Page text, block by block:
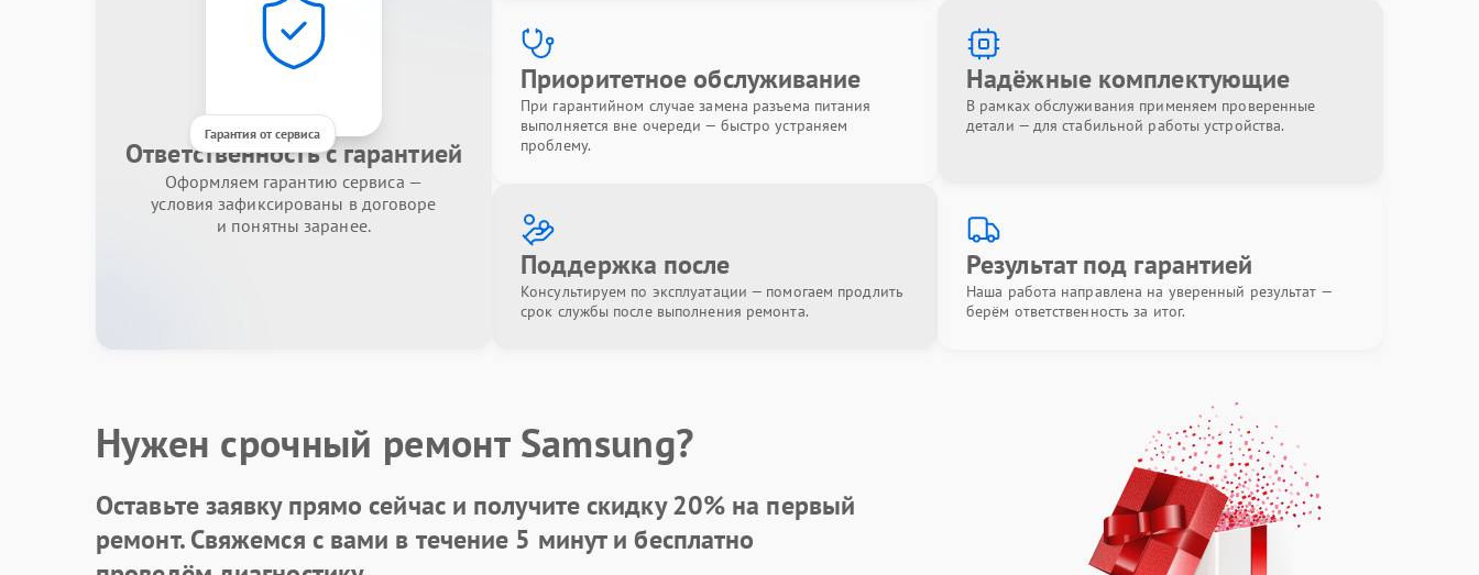
Гарантия от сервиса
Ответственность с гарантией
Оформляем гарантию сервиса —
условия зафиксированы в договоре
и понятны заранее.
Приоритетное обслуживание
При гарантийном случае замена разъема питания
выполняется вне очереди — быстро устраняем
проблему.
Надёжные комплектующие
В рамках обслуживания применяем проверенные
детали — для стабильной работы устройства.
Поддержка после
Консультируем по эксплуатации — помогаем продлить
срок службы после выполнения ремонта.
Результат под гарантией
Наша работа направлена на уверенный результат —
берём ответственность за итог.
Нужен срочный ремонт Samsung?
Оставьте заявкупрямо сейчас и получите скидку20% на первый
ремонт. Свяжемся с вами в течение 5 минут и бесплатно